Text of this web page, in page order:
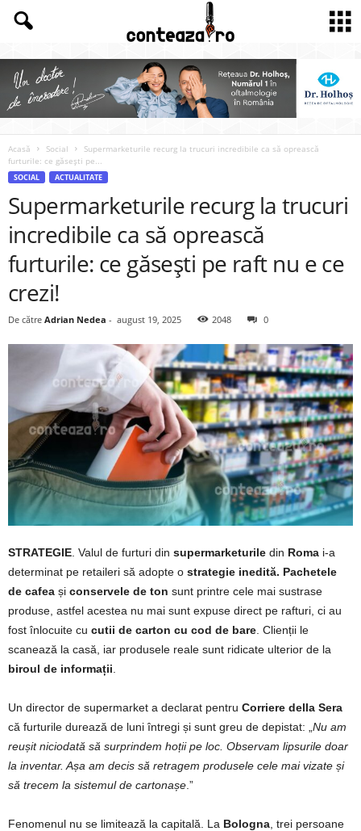
Acasă Social
Supermarketurile recurg la trucuri incredibile ca să oprească
furturile: ce găsești pe...
SOCIAL ACTUALITATE
Supermarketurile recurg la trucuri
incredibile ca să oprească
furturile: ce găsești pe raft nu e ce
crezi!
De către Adrian Nedea - august 19, 2025 2048 0
STRATEGIE . Valul de furturi din supermarketurile din Roma i-a
determinat pe retaileri să adopte o strategie inedită. Pachetele
de cafea și conservele de ton sunt printre cele mai sustrase
produse, astfel acestea nu mai sunt expuse direct pe rafturi, ci au
fost înlocuite cu cutii de carton cu cod de bare . Clienții le
scanează la casă, iar produsele reale sunt ridicate ulterior de la
biroul de informații
Un director de supermarket a declarat pentru Corriere della Sera
că furturile durează de luni întregi și sunt greu de depistat: „ Nu am
reușit niciodată să surprindem hoții pe loc. Observam lipsurile doar
la inventar. Așa am decis să retragem produsele cele mai vizate și
să trecem la sistemul de cartonașe .”
Fenomenul nu se limitează la capitală. La Bologna , trei persoane